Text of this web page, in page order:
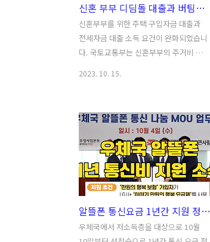
험 매년 할인 받는 법 자동차보험 재가입
시 받은 혜택 및 포인트 사용 정리 가입 전
혜택 포인트 사용 가입 후 혜택 자동차보
험 미가입 벌금 및 과태료 자동차를 소유
에..
신혼 부부 디딤돌 대출과 버팀목 대출 소득 요건 완화 ( 신혼부부주택구입대출 연소득 8500 까지 )
신혼부부를 위한 주택 구입자금 대출과
전세자금 대출 소득 요건이 완화되었습니
다. 국토교통부는 신혼부부의 주거비 부
이하로 낮아졌으므로 관련 내용 살펴보시
기 바랍니다. Table Of Contents 주택
구입자금 및 전세자금 대출 소득요건 완
화 소개 디딤돌 대출(주택 구입자금 대출)
버팀목 대출 (전세자금 대출) 기타사항 디
딤돌 대출과 버팀목 전세자금 대출 정책
변경내역 요약 주택 구입자금 및 전세자
금 대출 소득요건 완화 소개 소득요건 완
화에 따라 디딤돌 대출과 버팀목 대출시
소득요건은 기존보다 각각 1500만 원씩
2023. 10. 15.
알뜰폰 통신요금 1년간 지원 정책 - 자격조건 및 신청방법 알아보기 (우체국 만원의 행복 보험 무료)
우체국에서 저소득층을 대상으로 10월